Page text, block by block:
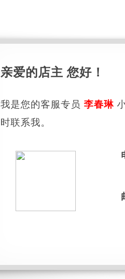
亲爱的店主 您好！
我是您的客服专员 李春琳
时联系我。